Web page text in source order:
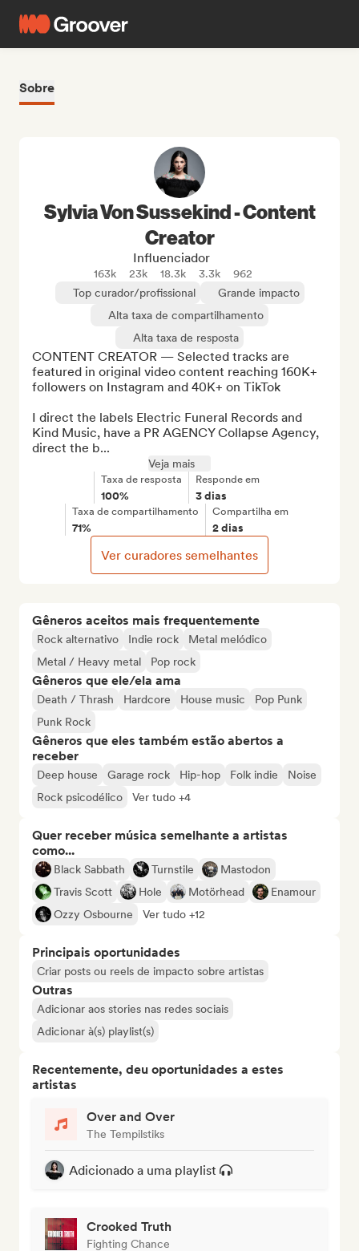
Sobre
Gêneros aceitos mais frequentemente
Rock alternativo Indie rock
Metal melódico
Metal / Heavy metal
Pop rock
Gêneros que ele/ela ama
Death / Thrash Hardcore House music
Pop Punk
Punk Rock
Gêneros que eles também estão abertos a
receber
Deep house Garage rock Hip-hop Folk indie
Noise
Rock psicodélico
Ver tudo +4
Quer receber música semelhante a artistas
como...
Black Sabbath Turnstile
Mastodon
Travis Scott
Hole Motörhead
Enamour
Ozzy Osbourne
Ver tudo +12
Principais oportunidades
Criar posts ou reels de impacto sobre artistas
Outras
Adicionar aos stories nas redes sociais
Adicionar à(s) playlist(s)
Recentemente, deu oportunidades a estes
artistas
Over and Over
The Tempilstiks
Adicionado a uma playlist
Crooked Truth
Fighting Chance
Sylvia Von Sussekind - Content
Creator
Influenciador
163k 23k 18.3k 3.3k
962
Top curador/profissional
Grande impacto
Alta taxa de compartilhamento
Alta taxa de resposta
CONTENT CREATOR — Selected tracks are
featured in original video content reaching 160K+
followers on Instagram and 40K+ on TikTok
I direct the labels Electric Funeral Records and
Kind Music, have a PR AGENCY Collapse Agency,
direct the b...
Veja mais
Taxa de resposta
100%
Responde em
3 dias
Taxa de compartilhamento
71%
Compartilha em
2 dias
Ver curadores semelhantes